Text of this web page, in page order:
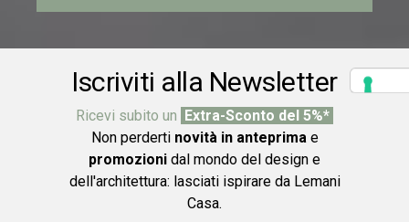
Iscriviti alla Newsletter
Ricevi subito un Extra-Sconto del 5%*
Non perderti novità in anteprima e
promozioni dal mondo del design e
dell'architettura: lasciati ispirare da Lemani
Casa.